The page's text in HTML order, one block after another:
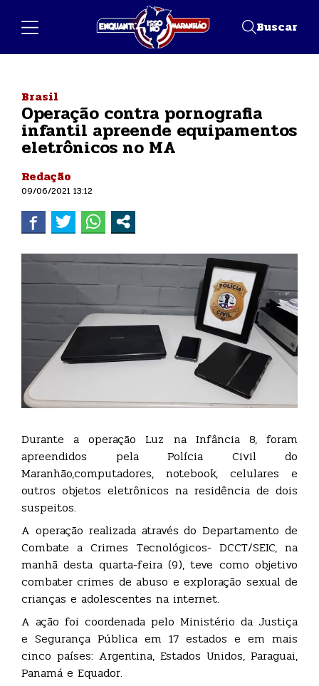
Buscar
Brasil
Operação contra pornografia
infantil apreende equipamentos
eletrônicos no MA
Redação
09/06/2021 13:12
Durante a operação Luz na Infância 8, foram
apreendidos pela Polícia Civil do
Maranhão,computadores, notebook, celulares e
outros objetos eletrônicos na residência de dois
suspeitos.
A operação realizada através do Departamento de
Combate a Crimes Tecnológicos- DCCT/SEIC, na
manhã desta quarta-feira (9), teve como objetivo
combater crimes de abuso e exploração sexual de
crianças e adolescentes na internet.
A ação foi coordenada pelo Ministério da Justiça
e Segurança Pública em 17 estados e em mais
cinco países: Argentina, Estados Unidos, Paraguai,
Panamá e Equador.